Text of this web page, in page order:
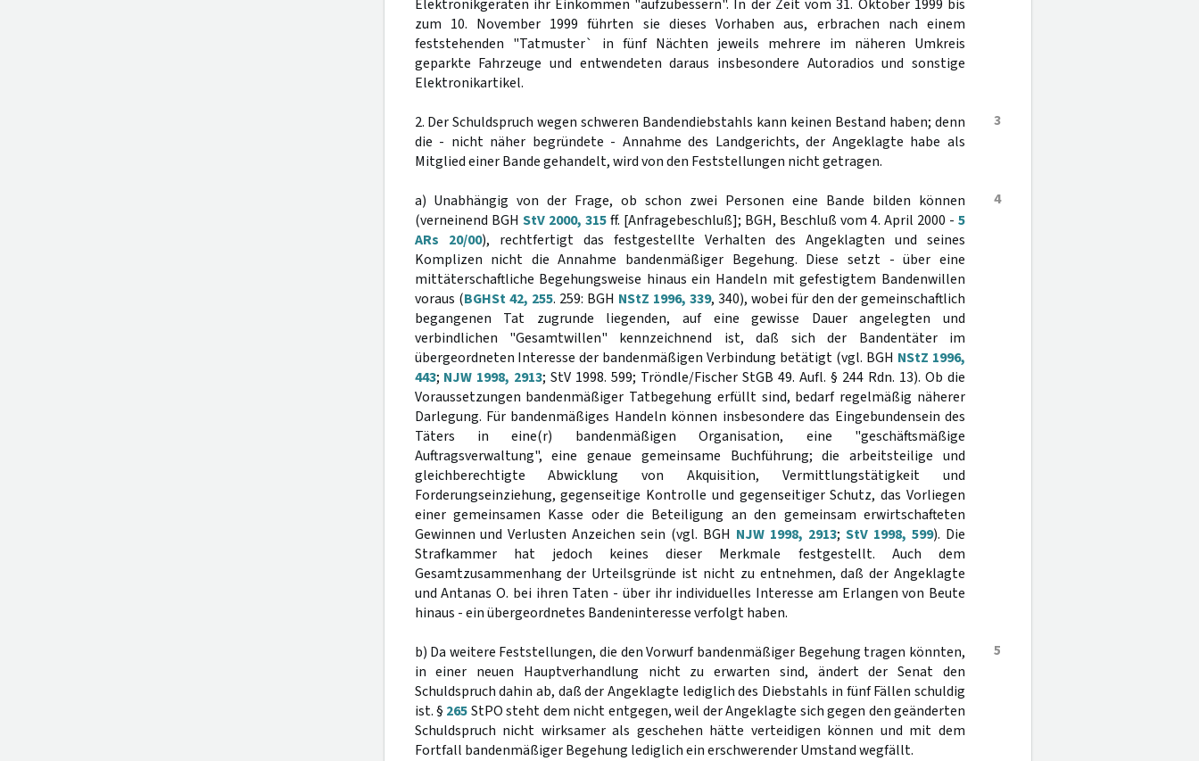
Elektronikgeräten ihr Einkommen "aufzubessern". In der Zeit vom 31. Oktober 1999 bis
zum 10. November 1999 führten sie dieses Vorhaben aus, erbrachen nach einem
feststehenden "Tatmuster` in fünf Nächten jeweils mehrere im näheren Umkreis
geparkte Fahrzeuge und entwendeten daraus insbesondere Autoradios und sonstige
Elektronikartikel.
3
2. Der Schuldspruch wegen schweren Bandendiebstahls kann keinen Bestand haben; denn
die - nicht näher begründete - Annahme des Landgerichts, der Angeklagte habe als
Mitglied einer Bande gehandelt, wird von den Feststellungen nicht getragen.
4
a) Unabhängig von der Frage, ob schon zwei Personen eine Bande bilden können
(verneinend BGH StV 2000, 315ff. [Anfragebeschluß]; BGH, Beschluß vom 4. April 2000 -5
ARs 20/00), rechtfertigt das festgestellte Verhalten des Angeklagten und seines
Komplizen nicht die Annahme bandenmäßiger Begehung. Diese setzt - über eine
mittäterschaftliche Begehungsweise hinaus ein Handeln mit gefestigtem Bandenwillen
voraus (BGHSt 42, 255. 259: BGH NStZ 1996, 339, 340), wobei für den der gemeinschaftlich
begangenen Tat zugrunde liegenden, auf eine gewisse Dauer angelegten und
verbindlichen "Gesamtwillen" kennzeichnend ist, daß sich der Bandentäter im
übergeordneten Interesse der bandenmäßigen Verbindung betätigt (vgl. BGH NStZ 1996,
443; NJW 1998, 2913; StV 1998. 599; Tröndle/Fischer StGB 49. Aufl. § 244 Rdn. 13). Ob die
Voraussetzungen bandenmäßiger Tatbegehung erfüllt sind, bedarf regelmäßig näherer
Darlegung. Für bandenmäßiges Handeln können insbesondere das Eingebundensein des
Täters in eine(r) bandenmäßigen Organisation, eine "geschäftsmäßige
Auftragsverwaltung", eine genaue gemeinsame Buchführung; die arbeitsteilige und
gleichberechtigte Abwicklung von Akquisition, Vermittlungstätigkeit und
Forderungseinziehung, gegenseitige Kontrolle und gegenseitiger Schutz, das Vorliegen
einer gemeinsamen Kasse oder die Beteiligung an den gemeinsam erwirtschafteten
Gewinnen und Verlusten Anzeichen sein (vgl. BGH NJW 1998, 2913;StV 1998, 599). Die
Strafkammer hat jedoch keines dieser Merkmale festgestellt. Auch dem
Gesamtzusammenhang der Urteilsgründe ist nicht zu entnehmen, daß der Angeklagte
und Antanas O. bei ihren Taten - über ihr individuelles Interesse am Erlangen von Beute
hinaus - ein übergeordnetes Bandeninteresse verfolgt haben.
5
b) Da weitere Feststellungen, die den Vorwurf bandenmäßiger Begehung tragen könnten,
in einer neuen Hauptverhandlung nicht zu erwarten sind, ändert der Senat den
Schuldspruch dahin ab, daß der Angeklagte lediglich des Diebstahls in fünf Fällen schuldig
ist. § 265StPO steht dem nicht entgegen, weil der Angeklagte sich gegen den geänderten
Schuldspruch nicht wirksamer als geschehen hätte verteidigen können und mit dem
Fortfall bandenmäßiger Begehung lediglich ein erschwerender Umstand wegfällt.